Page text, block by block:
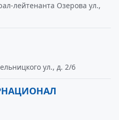
лейтенанта Озерова ул.,
ул., д. 2/6